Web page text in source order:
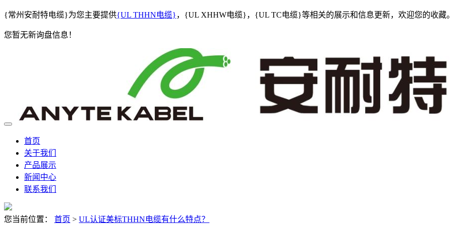
{常州安耐特电缆}为您主要提供{UL THHN电缆}，{UL XHHW电缆}，{UL TC电缆}等相关的展示和信息更新，欢迎您的收藏
您暂无新询盘信息！
首页
关于我们
产品展示
新闻中心
联系我们
您当前位置： 首页 > UL认证美标THHN电缆有什么特点？